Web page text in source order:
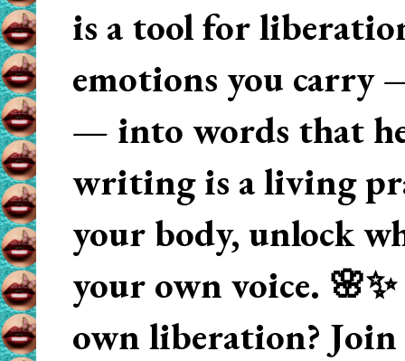
is a tool for
emotions you carry
— into words that
writing is a living
your body, unlock
your own voice.
own liberation? Join